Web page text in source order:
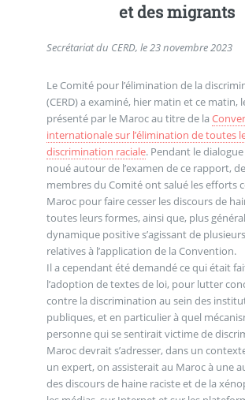
et des migrants
Secrétariat du CERD, le 23 novembre 2023
Le Comité pour l’élimination de la
(CERD) a examiné, hier matin et ce matin,
présenté par le Maroc au titre de la
internationale sur l’élimination de toutes
discrimination raciale. Pendant le dialogue
noué autour de l’examen de ce rapport,
membres du Comité ont salué les efforts
Maroc pour faire cesser les discours de
toutes leurs formes, ainsi que, plus
dynamique positive s’agissant de
relatives à l’application de la Convention.
Il a cependant été demandé ce qui était
l’adoption de textes de loi, pour lutter
contre la discrimination au sein des
publiques, et en particulier à quel
personne qui se sentirait victime de
Maroc devrait s’adresser, dans un
un expert, on assisterait au Maroc à une
des discours de haine raciste et de la